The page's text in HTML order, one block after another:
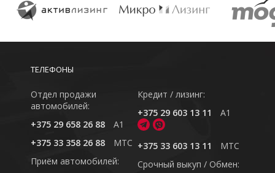
ТЕЛЕФОНЫ
Отдел продажи
автомобилей:
+375 29 658 26 88
A1
+375 33 358 26 88
MTC
Приём автомобилей:
Кредит / лизинг:
+375 29 603 13 11
A1
+375 33 603 13 11
MTC
Cрочный выкуп / Обмен: